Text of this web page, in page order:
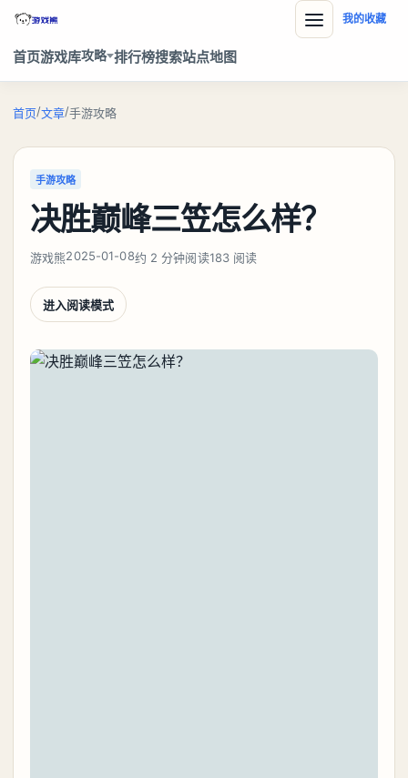
首页游戏库攻略 排行榜搜索站点地图
我的收藏
首页/文章/手游攻略
手游攻略
决胜巅峰三笠怎么样？
游戏熊2025-01-08约 2 分钟阅读183 阅读
进入阅读模式